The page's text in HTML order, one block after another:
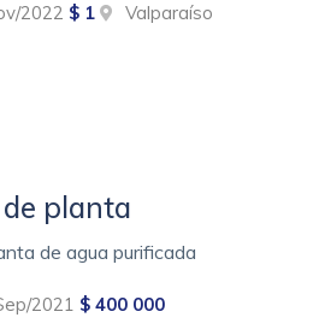
2022 $ 1 Valparaíso
planta
de agua purificada
2021 $ 400 000